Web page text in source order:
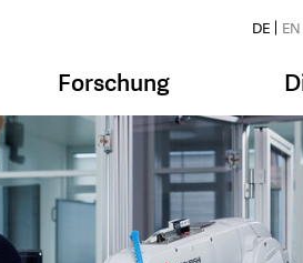
DE EN
Forschung